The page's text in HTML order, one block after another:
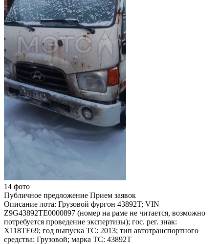
14 фото
Публичное предложение Прием заявок
Описание лота: Грузовой фургон 43892T; VIN
Z9G43892TE0000897 (номер на раме не читается, возможно
потребуется проведение экспертизы); гос. рег. знак:
Х118ТЕ69; год выпуска ТС: 2013; тип автотранспортного
средства: Грузовой; марка ТС: 43892T